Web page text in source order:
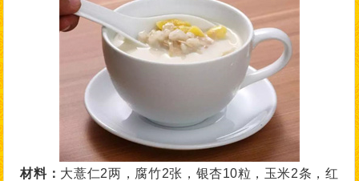
材料： 大薏仁2两，腐竹2张，银杏10粒，玉米2条，红